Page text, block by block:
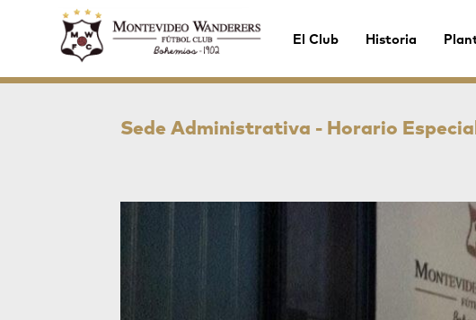
El Club Historia
Sede Administrativa - Horario Especial